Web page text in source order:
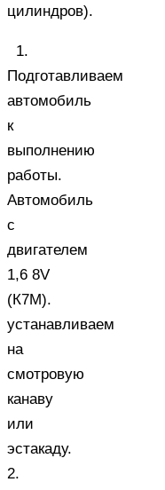
цилиндров).
1.
Подготавливаем
автомобиль
к
выполнению
работы.
Автомобиль
с
двигателем
1,6 8V
(К7М).
устанавливаем
на
смотровую
канаву
или
эстакаду.
2.